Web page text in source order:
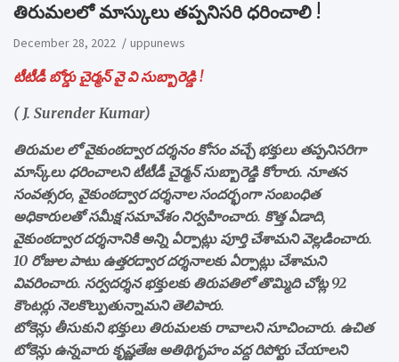
తిరుమలలో మాస్కులు తప్పనిసరి ధరించాలి !
December 28, 2022 uppunews
టీటీడీ బోర్డు చైర్మన్ వై వి సుబ్బారెడ్డి !
( J. Surender Kumar)
తిరుమల లో వైకుంఠద్వార దర్శనం కోసం వచ్చే భక్తులు తప్పనిసరిగా
మాస్క్‌లు ధరించాలని టీటీడీ చైర్మన్‌ సుబ్బారెడ్డి కోరారు. నూతన
సంవత్సరం, వైకుంఠద్వార దర్శనాల సందర్భంగా సంబంధిత
అధికారులతో సమీక్ష సమావేశం నిర్వహించారు. కొత్త ఏడాది,
వైకుంఠద్వార దర్శనానికి అన్ని ఏర్పాట్లు పూర్తి చేశామని వెల్లడించారు.
10 రోజుల పాటు ఉత్తరద్వార దర్శనాలకు ఏర్పాట్లు చేశామని
వివరించారు. సర్వదర్శన భక్తులకు తిరుపతిలో తొమ్మిది చోట్ల 92
కౌంటర్లు నెలకొల్పుతున్నామని తెలిపారు.
టోకెన్లు తీసుకుని భక్తులు తిరుమలకు రావాలని సూచించారు. ఉచిత
టోకెన్లు ఉన్నవారు కృష్ణతేజ అతిథిగృహం వద్ద రిపోర్టు చేయాలని